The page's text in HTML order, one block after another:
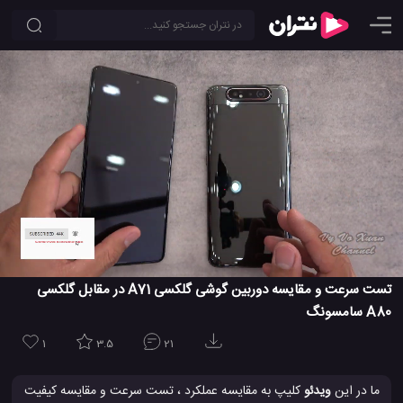
تست سرعت و مقایسه دوربین گوشی گلکسی A71 در مقابل گلکسی
A80 سامسونگ
1 3.5 21
ما در اینویدئوکلیپ به مقایسه عملکرد ، تست سرعت و مقایسه کیفیت